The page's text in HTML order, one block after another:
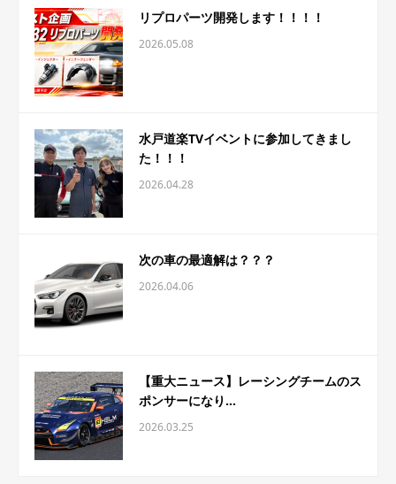
リプロパーツ開発します！！！！
2026.05.08
水戸道楽TVイベントに参加してきまし
た！！！
2026.04.28
次の車の最適解は？？？
2026.04.06
【重大ニュース】レーシングチームのス
ポンサーになり...
2026.03.25